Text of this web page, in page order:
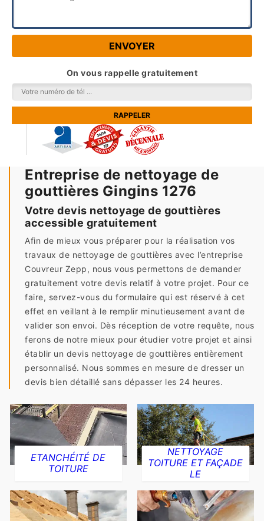
On vous rappelle gratuitement
Entreprise de nettoyage de
gouttières Gingins 1276
Votre devis nettoyage de gouttières
accessible gratuitement
Afin de mieux vous préparer pour la réalisation vos
travaux de nettoyage de gouttières avec l’entreprise
Couvreur Zepp, nous vous permettons de demander
gratuitement votre devis relatif à votre projet. Pour ce
faire, servez-vous du formulaire qui est réservé à cet
effet en veillant à le remplir minutieusement avant de
valider son envoi. Dès réception de votre requête, nous
ferons de notre mieux pour étudier votre projet et ainsi
établir un devis nettoyage de gouttières entièrement
personnalisé. Nous sommes en mesure de dresser un
devis bien détaillé sans dépasser les 24 heures.
ETANCHÉITÉ DE
TOITURE
NETTOYAGE
TOITURE ET FAÇADE
LE